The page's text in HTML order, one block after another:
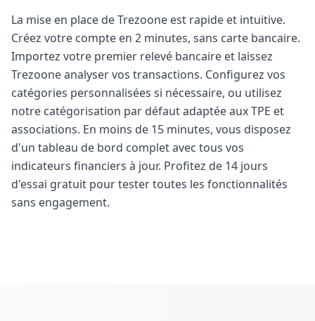
La mise en place de Trezoone est rapide et intuitive.
Créez votre compte en 2 minutes, sans carte bancaire.
Importez votre premier relevé bancaire et laissez
Trezoone analyser vos transactions. Configurez vos
catégories personnalisées si nécessaire, ou utilisez
notre catégorisation par défaut adaptée aux TPE et
associations. En moins de 15 minutes, vous disposez
d'un tableau de bord complet avec tous vos
indicateurs financiers à jour. Profitez de 14 jours
d'essai gratuit pour tester toutes les fonctionnalités
sans engagement.